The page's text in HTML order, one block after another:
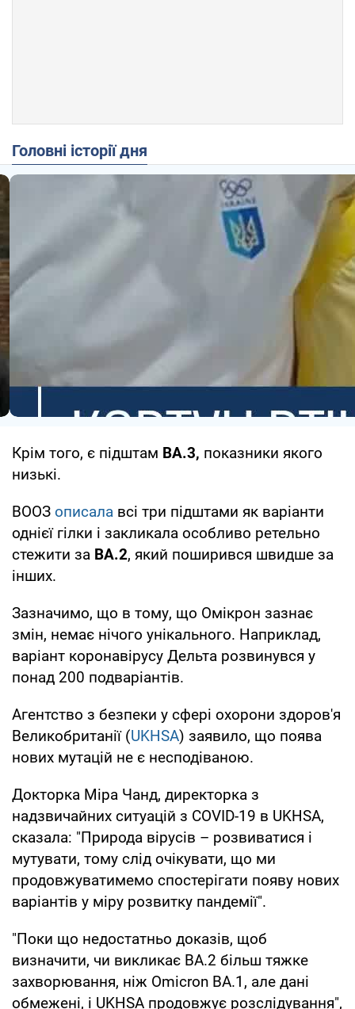
Головні історії дня
Крім того, є підштам BA.3, показники якого
низькі.
ВООЗ описала всі три підштами як варіанти
однієї гілки і закликала особливо ретельно
стежити за BA.2, який поширився швидше за
інших.
Зазначимо, що в тому, що Омікрон зазнає
змін, немає нічого унікального. Наприклад,
варіант коронавірусу Дельта розвинувся у
понад 200 подваріантів.
Агентство з безпеки у сфері охорони здоров'я
Великобританії (UKHSA) заявило, що поява
нових мутацій не є несподіваною.
Докторка Міра Чанд, директорка з
надзвичайних ситуацій з COVID-19 в UKHSA,
сказала: "Природа вірусів – розвиватися і
мутувати, тому слід очікувати, що ми
продовжуватимемо спостерігати появу нових
варіантів у міру розвитку пандемії".
"Поки що недостатньо доказів, щоб
визначити, чи викликає BA.2 більш тяжке
захворювання, ніж Omicron BA.1, але дані
обмежені, і UKHSA продовжує розслідування",